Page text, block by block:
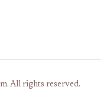
All rights reserved.